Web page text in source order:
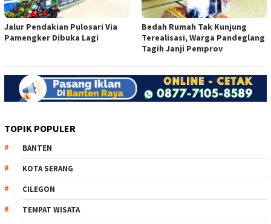
Jalur Pendakian Pulosari Via
Pamengker Dibuka Lagi
Bedah Rumah Tak Kunjung
Terealisasi, Warga Pandeglang
Tagih Janji Pemprov
TOPIK POPULER
BANTEN
KOTA SERANG
CILEGON
TEMPAT WISATA